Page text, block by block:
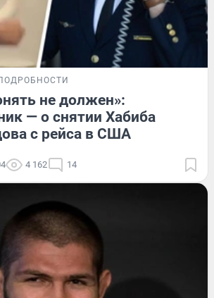
не должен»:
— о снятии Хабиба
с рейса в США
4 162 14